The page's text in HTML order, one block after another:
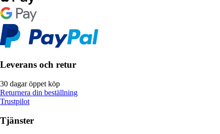
Leverans och retur
30 dagar öppet köp
Returnera din beställning
Trustpilot
Tjänster